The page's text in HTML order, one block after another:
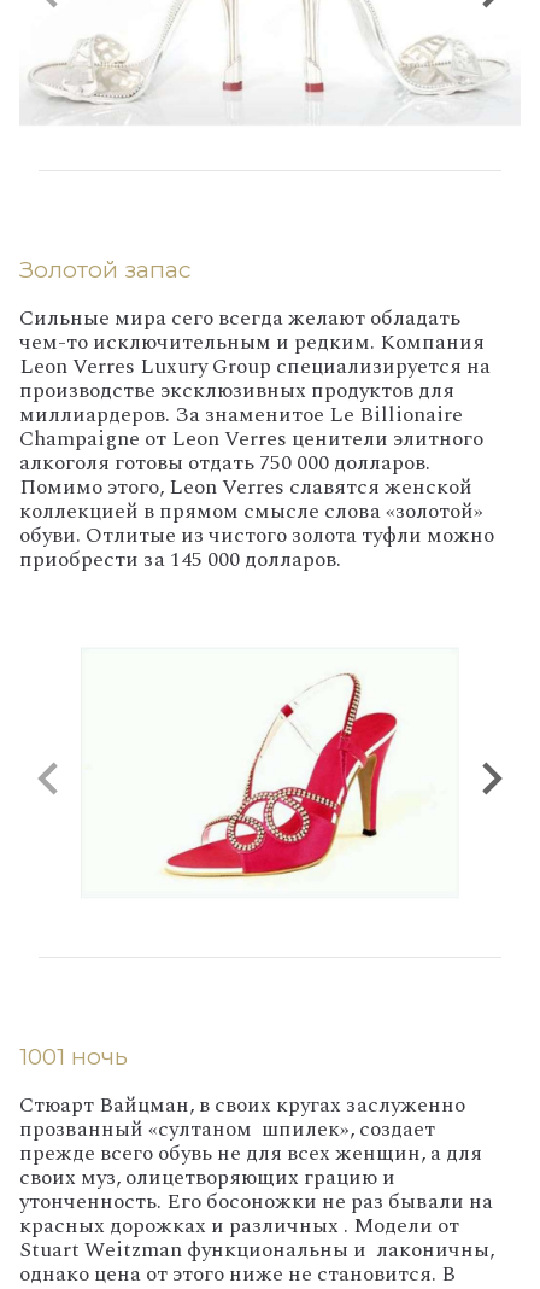
Золотой запас
Сильные мира сего всегда желают обладать
чем-то исключительным и редким. Компания
Leon Verres Luxury Group специализируется на
производстве эксклюзивных продуктов для
миллиардеров. За знаменитое Le Billionaire
Champaigne от Leon Verres ценители элитного
алкоголя готовы отдать 750 000 долларов.
Помимо этого, Leon Verres славятся женской
коллекцией в прямом смысле слова «золотой»
обуви. Отлитые из чистого золота туфли можно
приобрести за 145 000 долларов.
1001 ночь
Стюарт Вайцман, в своих кругах заслуженно
прозванный «султаном шпилек», создает
прежде всего обувь не для всех женщин, а для
своих муз, олицетворяющих грацию и
утонченность. Его босоножки не раз бывали на
красных дорожках и различных . Модели от
Stuart Weitzman функциональны и лаконичны,
однако цена от этого ниже не становится. В